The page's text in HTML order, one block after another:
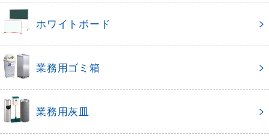
ホワイトボード
業務用ゴミ箱
業務用灰皿